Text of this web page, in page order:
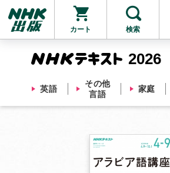
カート 検索
2026
英語
その他
言語
家庭
他にも商品を買う